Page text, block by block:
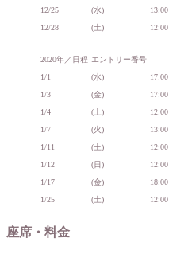
12/25
(水) 13:00
12/28
(土) 12:00
2020年／日程 エントリー番号
1/1
(水) 17:00
1/3
(金) 17:00
1/4
(土) 12:00
1/7
(火) 13:00
1/11
(土) 12:00
1/12
(日) 12:00
1/17
(金) 18:00
1/25
(土) 12:00
座席・料金